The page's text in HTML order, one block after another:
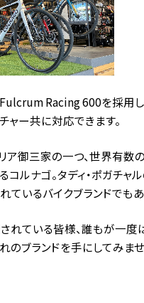
Racing 600を採用し
ャー共に対応できます。
ア御三家の一つ、世界有数
コルナゴ。タディ・ポガチャ
ているバイクブランドでもあ
れている皆様、誰もが一度
のブランドを手にしてみま